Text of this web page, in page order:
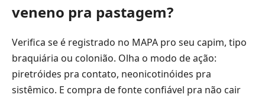
veneno pra pastagem?
Verifica se é registrado no MAPA pro seu capim, tipo
braquiária ou colonião. Olha o modo de ação:
piretróides pra contato, neonicotinóides pra
sistêmico. E compra de fonte confiável pra não cair